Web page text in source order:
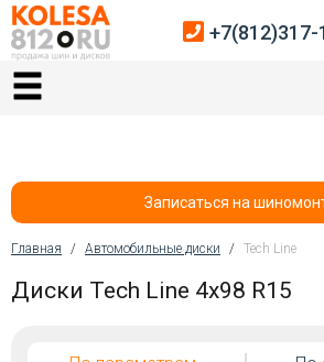
Главная
Автосервис
Датчики давления
+7(812)317-
Записаться на
Вы здесь
Главная / Автомобильные диски / Tech Line
Диски Tech Line 4x98 R15